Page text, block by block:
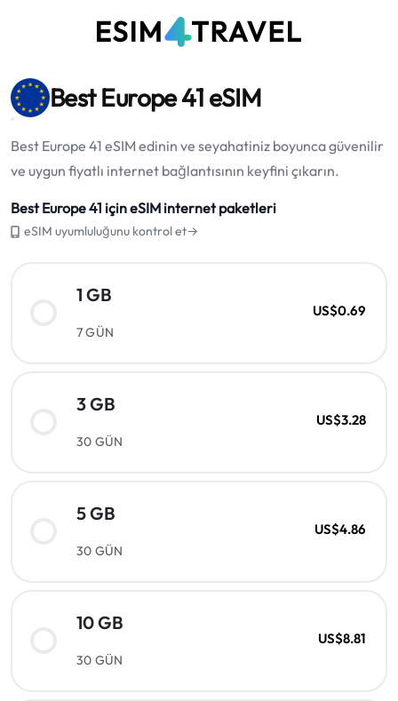
Best Europe 41 eSIM
Best Europe 41 eSIM edinin ve seyahatiniz boyunca güvenilir
ve uygun fiyatlı internet bağlantısının keyfini çıkarın.
Best Europe 41 için eSIM internet paketleri
eSIM uyumluluğunu kontrol et→
1 GB
7 GÜN
US$0.69
3 GB
30 GÜN
US$3.28
5 GB
30 GÜN
US$4.86
10 GB
30 GÜN
US$8.81